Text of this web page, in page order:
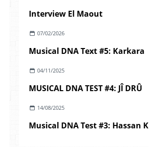
Interview El Maout
07/02/2026
Musical DNA Text #5: Karkara
04/11/2025
MUSICAL DNA TEST #4: JÎ DRÛ
14/08/2025
Musical DNA Test #3: Hassan K